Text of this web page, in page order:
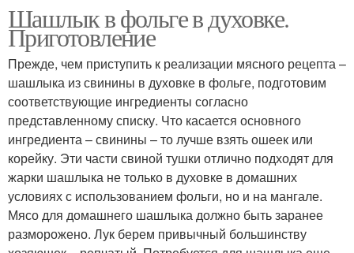
Шашлык в фольге в духовке.
Приготовление
Прежде, чем приступить к реализации мясного рецепта –
шашлыка из свинины в духовке в фольге, подготовим
соответствующие ингредиенты согласно
представленному списку. Что касается основного
ингредиента – свинины – то лучше взять ошеек или
корейку. Эти части свиной тушки отлично подходят для
жарки шашлыка не только в духовке в домашних
условиях с использованием фольги, но и на мангале.
Мясо для домашнего шашлыка должно быть заранее
разморожено. Лук берем привычный большинству